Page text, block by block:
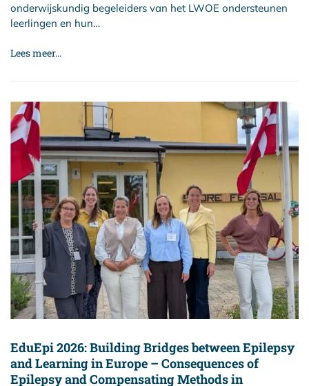
onderwijskundig begeleiders van het LWOE ondersteunen
leerlingen en hun…
Lees meer...
EduEpi 2026: Building Bridges between Epilepsy
and Learning in Europe – Consequences of
Epilepsy and Compensating Methods in